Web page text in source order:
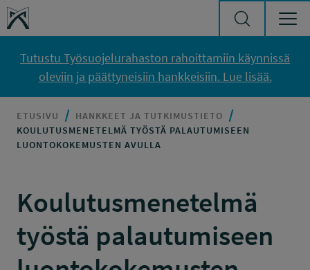
Siirry sisältöön
Työsuojelurahasto
Tutustu Työsuojelurahaston rahoittamiin käynnissä
oleviin ja päättyneisiin hankkeisiin. Lue lisää.
ETUSIVU
HANKKEET JA TUTKIMUSTIETO
KOULUTUSMENETELMÄ TYÖSTÄ PALAUTUMISEEN
LUONTOKOKEMUSTEN AVULLA
Koulutusmenetelmä
työstä palautumiseen